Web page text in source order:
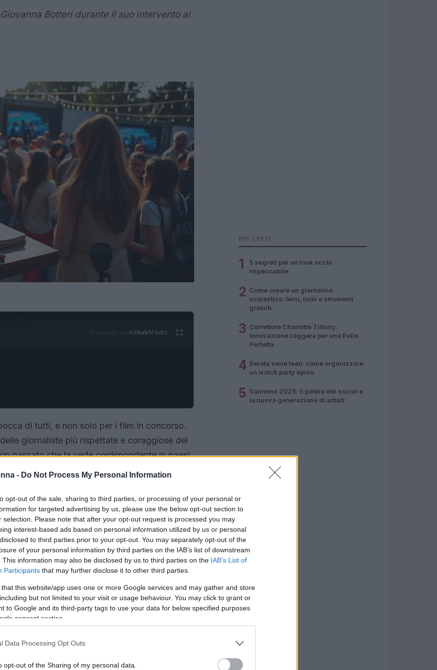
- Do Not Process My Personal Information
opt-out of the sale, sharing to third parties, or processing of your personal or
for targeted advertising by us, please use the below opt-out section to
selection. Please note that after your opt-out request is processed you may
interest-based ads based on personal information utilized by us or personal
to third parties prior to your opt-out. You may separately opt-out of the
of your personal information by third parties on the IAB’s list of downstream
This information may also be disclosed by us to third parties on the IAB’s List of
Participants that may further disclose it to other third parties.
that this website/app uses one or more Google services and may gather and store
but not limited to your visit or usage behaviour. You may click to grant or
to Google and its third-party tags to use your data for below specified purposes
consent section.
Data Processing Opt Outs
opt-out of the Sharing of my personal data.
Botteri durante il suo intervento al
AdhubMedia
di tutti, e non solo per i film in concorso.
giornaliste più rispettate e coraggiose del
passato che la vede corrispondente in paesi
ha condiviso le sue esperienze e le
uno spaccato unico sulla realtà di un
mai a cosa ha rivelato!In questo
suo intervento e le lezioni che possiamo
PIÙ LETTI
1
5 segreti per un look occhi
impeccabile
2 Come creare un giornalino
scolastico: temi, ruoli e strumenti
gratuiti
3 Correttore Charlotte Tilbury:
Innovazione Leggera per una Pelle
Perfetta
4 Serata serie teen: come organizzare
un watch party epico
5 Sanremo 2025: il potere dei social e
la nuova generazione di artisti